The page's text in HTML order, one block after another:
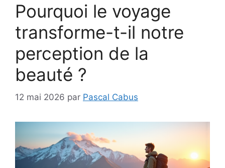
Pourquoi le voyage
transforme-t-il notre
perception de la
beauté ?
12 mai 2026 par Pascal Cabus